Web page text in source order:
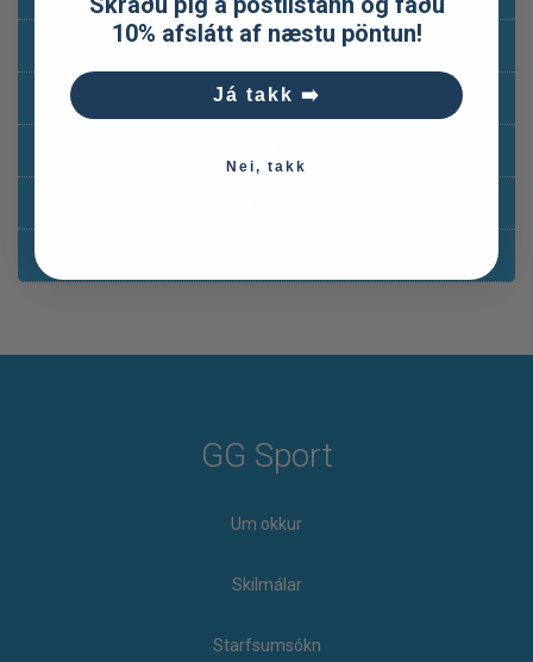
Hlaupavörur
Ferða-og útilegubúnaður
GG Sport
Um okkur
Skilmálar
Starfsumsókn
10% afslátt af næstu pöntun!
Já takk ➡️
Nei, takk